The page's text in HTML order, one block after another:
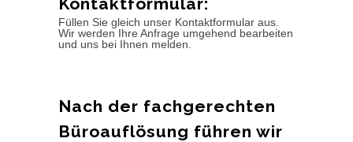
Füllen Sie gleich unser Kontaktformular aus.
Wir werden Ihre Anfrage umgehend bearbeiten
und uns bei Ihnen melden.
Nach der fachgerechten
Büroauflösung führen wir